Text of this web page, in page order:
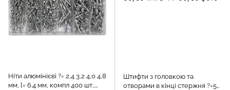
Ніти алюмінієві ?= 2,4 3,2 4,0 4,8
мм, l= 6.4 мм, компл 400 шт.,
Штифти з головкою та
отворами в кінці стержня ?=5-